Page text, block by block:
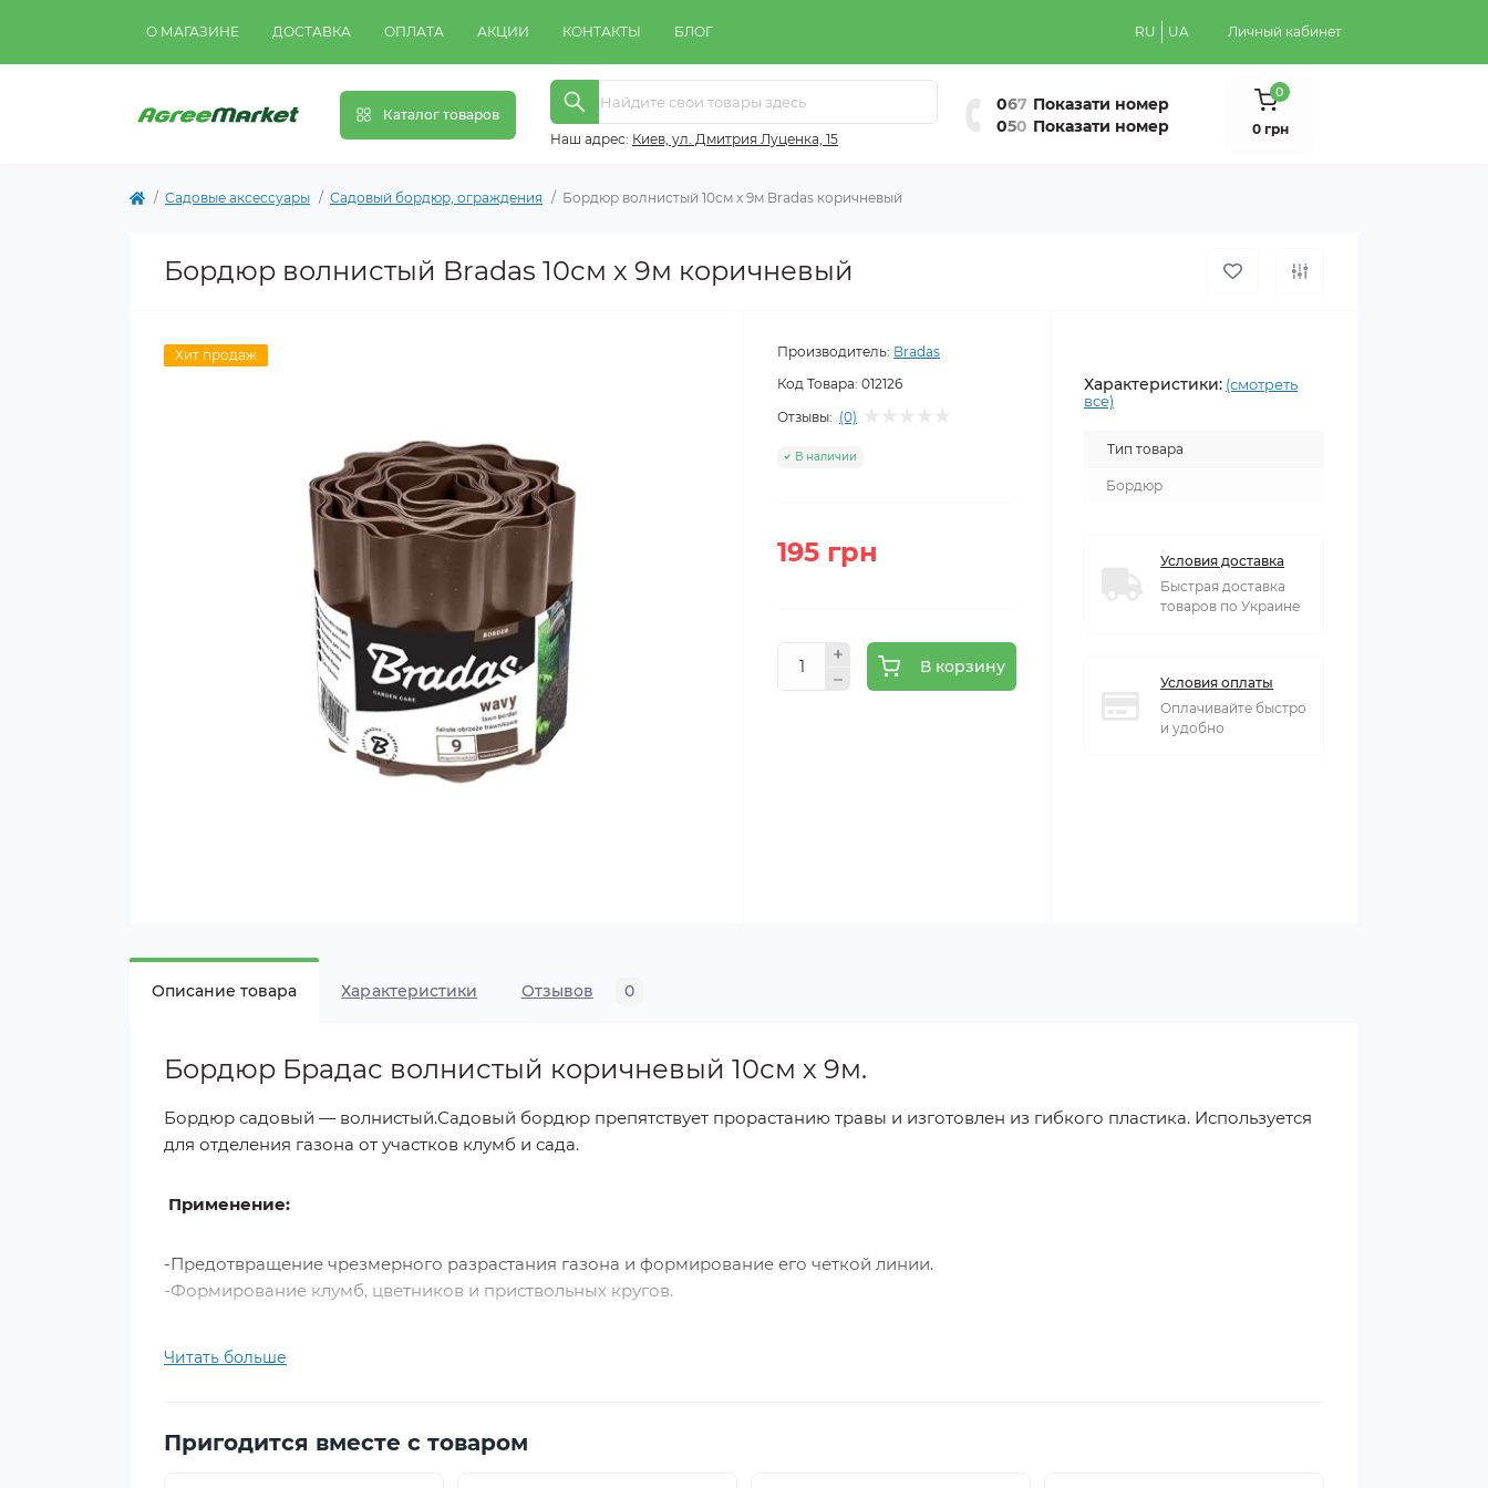
О МАГАЗИНЕ ДОСТАВКА ОПЛАТА АКЦИИ КОНТАКТЫ БЛОГ RU UA Личный кабинет
Каталог товаров
Наш адрес: Киeв, ул. Дмитрия Луценка, 15
067 Показати номер
050 Показати номер
0
0 грн
Садовые аксессуары Садовый бордюр, ограждения Бордюр волнистый 10см х 9м Bradas коричневый
Бордюр волнистый Bradas 10см х 9м коричневый
Хит продаж Производитель: Bradas
Код Товара: 012126
Отзывы: (0)
В наличии
195 грн
В корзину
Характеристики: (смотреть
все)
Тип товара
Бордюр
Условия доставка
Быстрая доставка
товаров по Украине
Условия оплаты
Оплачивайте быстро
и удобно
Описание товара Характеристики Отзывов 0
Бордюр Брадас волнистый коричневый 10см х 9м.
Бордюр садовый — волнистый.Садовый бордюр препятствует прорастанию травы и изготовлен из гибкого пластика. Используется
для отделения газона от участков клумб и сада.
Применение:
-Предотвращение чрезмерного разрастания газона и формирование его четкой линии.
-Формирование клумб, цветников и приствольных кругов.
Цвет:коричневый;
Страна производства:Польша.
Читать больше
Пригодится вместе с товаром